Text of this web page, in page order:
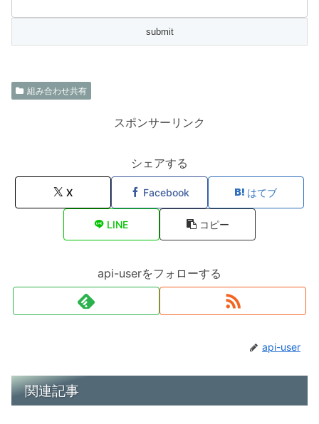
組み合わせ共有
スポンサーリンク
シェアする
X Facebook はてブ
LINE コピー
api-userをフォローする
api-user
関連記事